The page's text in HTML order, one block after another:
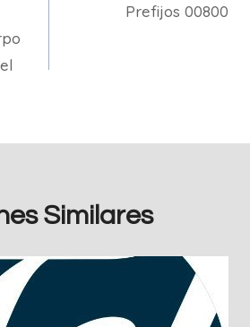
Prefijos 00800
Similares